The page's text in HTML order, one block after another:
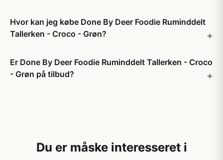
Hvor kan jeg købe Done By Deer Foodie Ruminddelt
Tallerken - Croco - Grøn?
Er Done By Deer Foodie Ruminddelt Tallerken - Croco
- Grøn på tilbud?
Du er måske interesseret i